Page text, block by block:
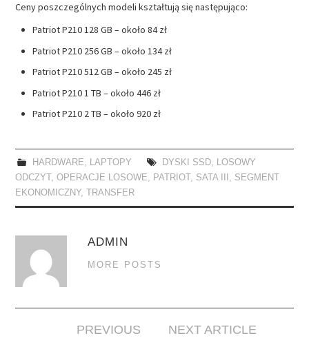
Ceny poszczególnych modeli kształtują się następująco:
Patriot P210 128 GB – około 84 zł
Patriot P210 256 GB – około 134 zł
Patriot P210 512 GB – około 245 zł
Patriot P210 1 TB – około 446 zł
Patriot P210 2 TB – około 920 zł
HARDWARE, LAPTOPY DYSKI SSD, LOSOWY
ODCZYT,OPERACJE LOSOWE, PATRIOT, SATA III , SEGMENT
EKONOMICZNY,TRANSFER
ADMIN
MORE POSTS
PREVIOUS
NEXT ARTICLE